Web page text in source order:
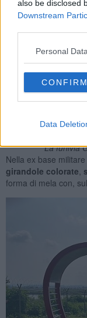
also be disclosed
Downstream
Personal
CONFIRM
Data
La funivia
Nella ex base
girandole colorate
forma di mela con,